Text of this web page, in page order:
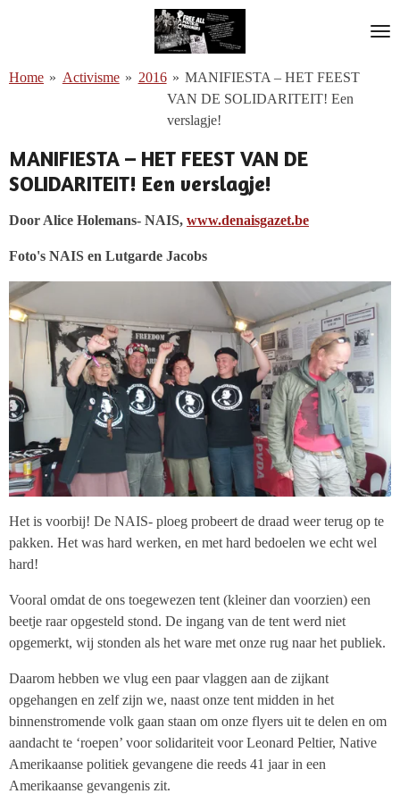
de
Home » Activisme » 2016 » MANIFIESTA – HET FEEST
VAN DE SOLIDARITEIT! Een
verslagje!
MANIFIESTA – HET FEEST VAN DE
SOLIDARITEIT! Een verslagje!
Door Alice Holemans- NAIS, www.denaisgazet.be
Foto's NAIS en Lutgarde Jacobs
Het is voorbij! De NAIS- ploeg probeert de draad weer terug op te
pakken. Het was hard werken, en met hard bedoelen we echt wel
hard!
Vooral omdat de ons toegewezen tent (kleiner dan voorzien) een
beetje raar opgesteld stond. De ingang van de tent werd niet
opgemerkt, wij stonden als het ware met onze rug naar het publiek.
Daarom hebben we vlug een paar vlaggen aan de zijkant
opgehangen en zelf zijn we, naast onze tent midden in het
binnenstromende volk gaan staan om onze flyers uit te delen en om
aandacht te ‘roepen’ voor solidariteit voor Leonard Peltier, Native
Amerikaanse politiek gevangene die reeds 41 jaar in een
Amerikaanse gevangenis zit.